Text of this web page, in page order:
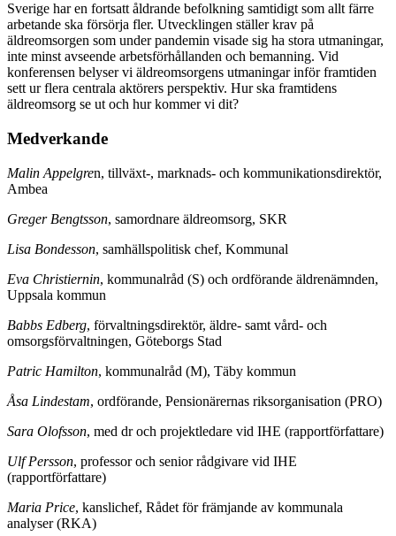
Sverige har en fortsatt åldrande befolkning samtidigt som allt färre
arbetande ska försörja fler. Utvecklingen ställer krav på
äldreomsorgen som under pandemin visade sig ha stora utmaningar,
inte minst avseende arbetsförhållanden och bemanning. Vid
konferensen belyser vi äldreomsorgens utmaningar inför framtiden
sett ur flera centrala aktörers perspektiv. Hur ska framtidens
äldreomsorg se ut och hur kommer vi dit?
Medverkande
Malin Appelgren, tillväxt-, marknads- och kommunikationsdirektör,
Ambea
Greger Bengtsson, samordnare äldreomsorg, SKR
Lisa Bondesson, samhällspolitisk chef, Kommunal
Eva Christiernin, kommunalråd (S) och ordförande äldrenämnden,
Uppsala kommun
Babbs Edberg, förvaltningsdirektör, äldre- samt vård- och
omsorgsförvaltningen, Göteborgs Stad
Patric Hamilton, kommunalråd (M), Täby kommun
Åsa Lindestam, ordförande, Pensionärernas riksorganisation (PRO)
Sara Olofsson, med dr och projektledare vid IHE (rapportförfattare)
Ulf Persson, professor och senior rådgivare vid IHE
(rapportförfattare)
Maria Price, kanslichef, Rådet för främjande av kommunala
analyser (RKA)